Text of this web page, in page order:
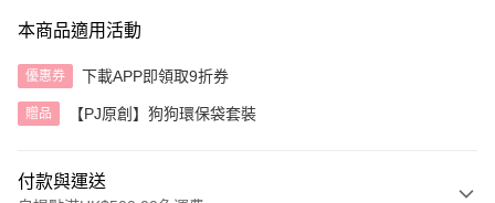
本商品適用活動
優惠券 下載APP即領取9折券
贈品 【PJ原創】狗狗環保袋套裝
付款與運送